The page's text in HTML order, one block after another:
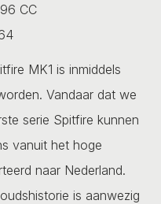
CC
MK1 is inmiddels
Vandaar dat we
serie Spitfire kunnen
vanuit het hoge
naar Nederland.
is aanwezig